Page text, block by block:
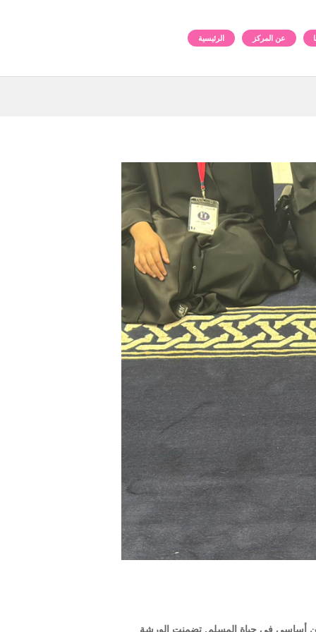
الرئيسية عن المركز
أساسي في حياة المسلم. تضمنت الورشة